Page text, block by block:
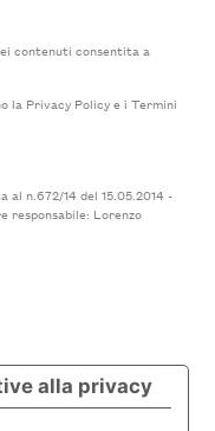
contenuti consentita a
la Privacy Policye i Termini
n.672/14 del 15.05.2014 -
responsabile: Lorenzo
alla privacy